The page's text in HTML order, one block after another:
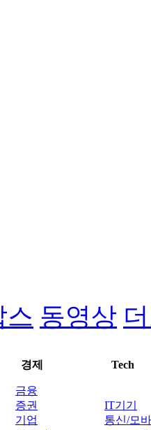
스 동영상
경제 Tech
금융
증권
기업
IT기기
통신/모